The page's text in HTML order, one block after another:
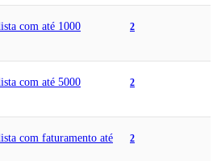
com até 1000
2
com até 5000
2
com faturamento até
2